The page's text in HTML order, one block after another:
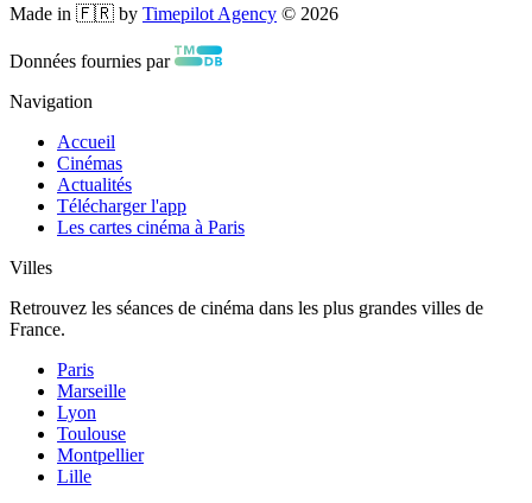
Made in 🇫🇷 by Timepilot Agency © 2026
Données fournies par
Navigation
Accueil
Cinémas
Actualités
Télécharger l'app
Les cartes cinéma à Paris
Villes
Retrouvez les séances de cinéma dans les plus grandes villes de
France.
Paris
Marseille
Lyon
Toulouse
Montpellier
Lille